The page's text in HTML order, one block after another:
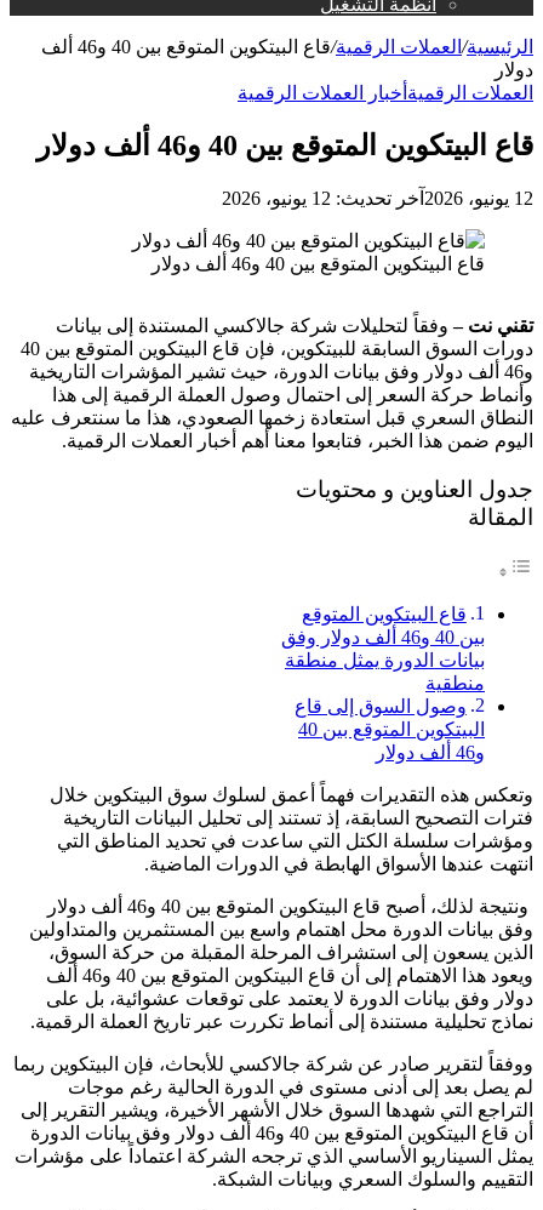
أنظمة التشغيل
الرئيسية/ العملات الرقمية/
قاع البيتكوين المتوقع بين 40 و46 ألف
دولار
العملات الرقمية أخبار العملات الرقمية
قاع البيتكوين المتوقع بين 40 و46 ألف دولار
12 يونيو، 2026 آخر تحديث: 12 يونيو، 2026
قاع البيتكوين المتوقع بين 40 و46 ألف دولار
تقني نت – وفقاً لتحليلات شركة جالاكسي المستندة إلى بيانات
دورات السوق السابقة للبيتكوين، فإن قاع البيتكوين المتوقع بين 40
و46 ألف دولار وفق بيانات الدورة، حيث تشير المؤشرات التاريخية
وأنماط حركة السعر إلى احتمال وصول العملة الرقمية إلى هذا
النطاق السعري قبل استعادة زخمها الصعودي، هذا ما سنتعرف عليه
اليوم ضمن هذا الخبر، فتابعوا معنا أهم أخبار العملات الرقمية.
جدول العناوين و محتويات
المقالة
قاع البيتكوين المتوقع
بين 40 و46 ألف دولار وفق
بيانات الدورة يمثل منطقة
منطقية
وصول السوق إلى قاع
البيتكوين المتوقع بين 40
و46 ألف دولار
وتعكس هذه التقديرات فهماً أعمق لسلوك سوق البيتكوين خلال
فترات التصحيح السابقة، إذ تستند إلى تحليل البيانات التاريخية
ومؤشرات سلسلة الكتل التي ساعدت في تحديد المناطق التي
انتهت عندها الأسواق الهابطة في الدورات الماضية.
ونتيجة لذلك، أصبح قاع البيتكوين المتوقع بين 40 و46 ألف دولار
وفق بيانات الدورة محل اهتمام واسع بين المستثمرين والمتداولين
الذين يسعون إلى استشراف المرحلة المقبلة من حركة السوق،
ويعود هذا الاهتمام إلى أن قاع البيتكوين المتوقع بين 40 و46 ألف
دولار وفق بيانات الدورة لا يعتمد على توقعات عشوائية، بل على
نماذج تحليلية مستندة إلى أنماط تكررت عبر تاريخ العملة الرقمية.
ووفقاً لتقرير صادر عن شركة جالاكسي للأبحاث، فإن البيتكوين ربما
لم يصل بعد إلى أدنى مستوى في الدورة الحالية رغم موجات
التراجع التي شهدها السوق خلال الأشهر الأخيرة، ويشير التقرير إلى
أن قاع البيتكوين المتوقع بين 40 و46 ألف دولار وفق بيانات الدورة
يمثل السيناريو الأساسي الذي ترجحه الشركة اعتماداً على مؤشرات
التقييم والسلوك السعري وبيانات الشبكة.